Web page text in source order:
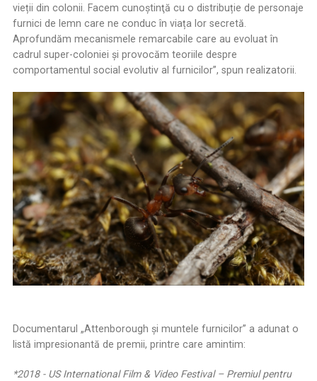
vieții din colonii. Facem cunoştinţă cu o distribuție de personaje
furnici de lemn care ne conduc în viața lor secretă.
Aprofundăm mecanismele remarcabile care au evoluat în
cadrul super-coloniei și provocăm teoriile despre
comportamentul social evolutiv al furnicilor”, spun realizatorii.
Documentarul „Attenborough şi muntele furnicilor” a adunat o
listă impresionantă de premii, printre care amintim:
*2018 - US International Film & Video Festival – Premiul pentru